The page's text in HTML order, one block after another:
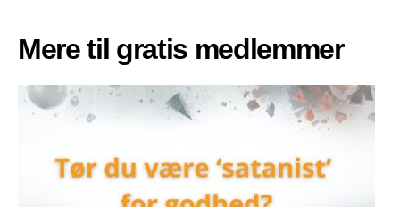
Mere til gratis medlemmer